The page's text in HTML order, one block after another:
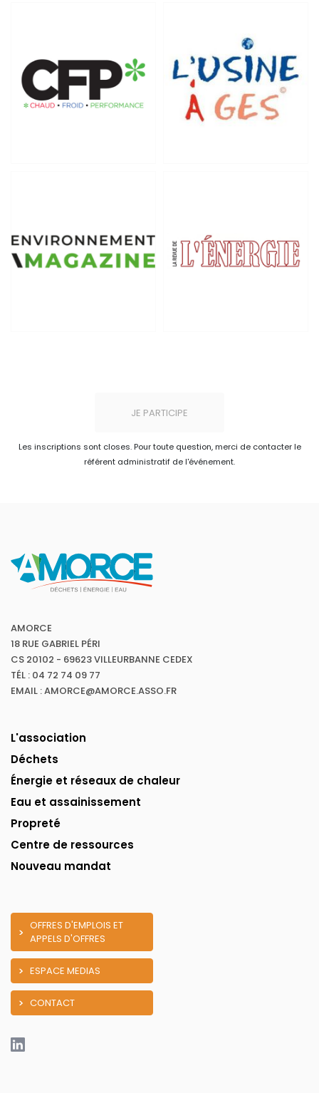
JE PARTICIPE
Les inscriptions sont closes. Pour toute question, merci de contacter le
référent administratif de l'événement.
AMORCE
18 RUE GABRIEL PÉRI
CS 20102 - 69623 VILLEURBANNE CEDEX
TÉL : 04 72 74 09 77
EMAIL : AMORCE@AMORCE.ASSO.FR
L'association
Déchets
Énergie et réseaux de chaleur
Eau et assainissement
Propreté
Centre de ressources
Nouveau mandat
OFFRES D'EMPLOIS ET
APPELS D'OFFRES
ESPACE MEDIAS
CONTACT